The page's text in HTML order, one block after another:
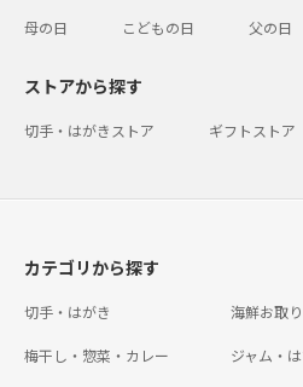
母の日 こどもの日 父の日
ストアから探す
切手・はがきストア ギフトストア
カテゴリから探す
切手・はがき 海鮮お取
梅干し・惣菜・カレー ジャム・